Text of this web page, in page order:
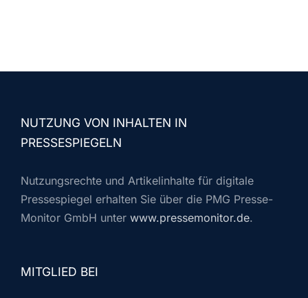
NUTZUNG VON INHALTEN IN
PRESSESPIEGELN
Nutzungsrechte und Artikelinhalte für digitale
Pressespiegel erhalten Sie über die PMG Presse-
Monitor GmbH unter www.pressemonitor.de.
MITGLIED BEI